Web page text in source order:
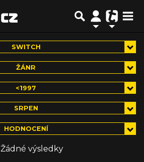
SWITCH
ŽÁNR
<1997
SRPEN
HODNOCENÍ
Žádné výsledky